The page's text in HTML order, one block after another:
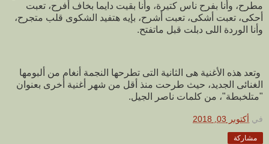
مطرح، وأنا بفرح ناس كتيرة، وأنا بقيت دايما بخاف أفرح، تعبت
أحكى، تعبت أشكى، تعبت أشرح، بإيه هتفيد الشكوى قلب متجرح،
وأنا الوردة اللى دبلت قبل ماتفتح.
وتعد هذه الأغنية هى الثانية التى تطرحها النجمة أنغام من ألبومها
الغنائى الجديد، حيث طرحت منذ أقل من شهر أغنية أخرى بعنوان
"متلخبطة"، من كلمات ناصر الجيل.
في أكتوبر 03, 2018
مشاركة